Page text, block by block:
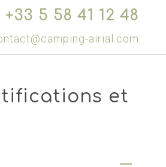
+33 5 58 41 12 48
airial.com
et